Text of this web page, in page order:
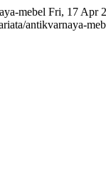
mebel Fri, 17 Apr
antikvarnaya-